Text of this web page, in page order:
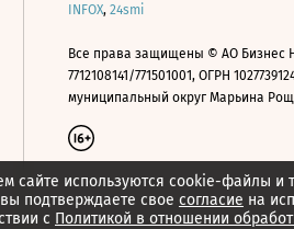
сайте используются cookie-файлы и
подтверждаете свое согласие на
с Политикой в отношении
INFOX, 24smi
Все права защищены © АО Бизнес
7712108141/771501001, ОГРН
муниципальный округ Марьина